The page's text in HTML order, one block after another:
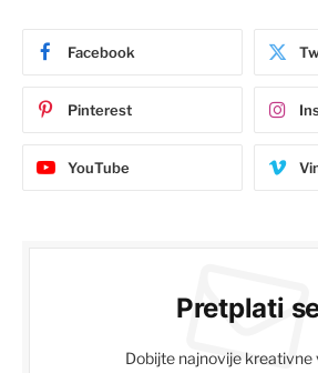
Facebook
Pinterest
YouTube
Pretplati
Dobijte najnovije kreativne